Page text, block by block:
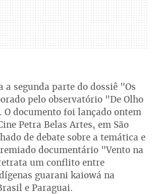
a segunda parte do dossiê "Os
pelo observatório "De Olho
documento foi lançado ontem
Petra Belas Artes, em São
de debate sobre a temática e
documentário "Vento na
um conflito entre
guarani kaiowá na
e Paraguai.